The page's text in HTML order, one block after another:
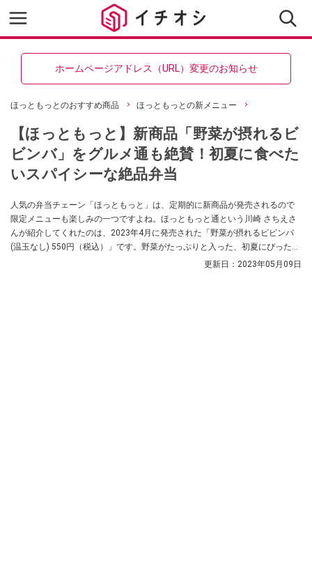
ホームページアドレス（URL）変更のお知らせ
ほっともっとのおすすめ商品 ほっともっとの新メニュー
【ほっともっと】新商品「野菜が摂れるビ
ビンバ」をグルメ通も絶賛！初夏に食べた
いスパイシーな絶品弁当
人気の弁当チェーン「ほっともっと」は、定期的に新商品が発売されるので
限定メニューも楽しみの一つですよね。ほっともっと通という川崎 さちえさ
んが紹介してくれたのは、2023年4月に発売された「野菜が摂れるビビンバ
(温玉なし) 550円（税込）」です。野菜がたっぷりと入った、初夏にぴったり
更新日： 2023年05月09日